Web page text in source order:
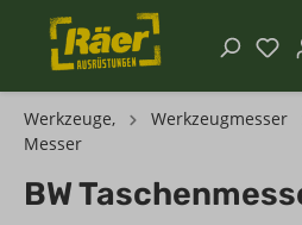
Werkzeuge,
Messer
Werkzeugmesser
BW